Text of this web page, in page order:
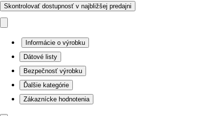
Skontrolovať dostupnosť v najbližšej predajni
Informácie o výrobku
Dátové listy
Bezpečnosť výrobku
Ďalšie kategórie
Zákaznícke hodnotenia